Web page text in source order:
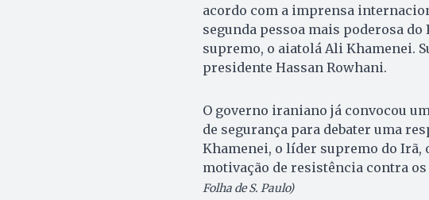
acordo com a imprensa
segunda pessoa mais poderosa
supremo, o aiatolá Ali Khamenei.
presidente Hassan Rowhani.
O governo iraniano já convocou
de segurança para debater uma
Khamenei, o líder supremo do Irã,
motivação de resistência contra
Folha de S. Paulo)